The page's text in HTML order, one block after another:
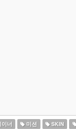
너 미션 SKIN